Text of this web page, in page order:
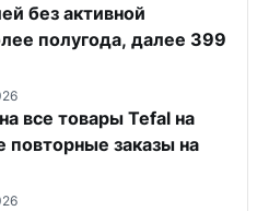
без активной
полугода, далее 399
все товары Tefal на
повторные заказы на